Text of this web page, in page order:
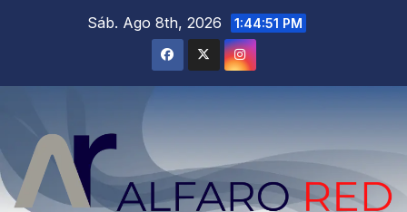
Sáb. Ago 8th, 2026 1:44:52 PM